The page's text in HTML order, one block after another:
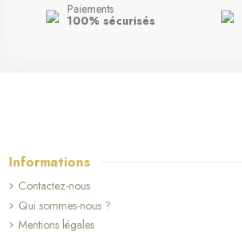
Paiements
100% sécurisés
Informations
Contactez-nous
Qui sommes-nous ?
Mentions légales